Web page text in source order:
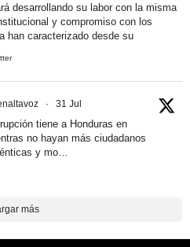
desarrollando su labor con la misma
y compromiso con los
han caracterizado desde su
· 31 Jul
tiene a Honduras en
no hayan más ciudadanos
y mo…
más